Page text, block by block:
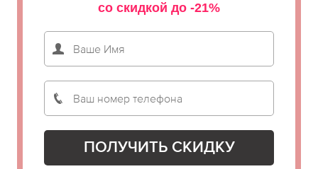
со скидкой до -21%